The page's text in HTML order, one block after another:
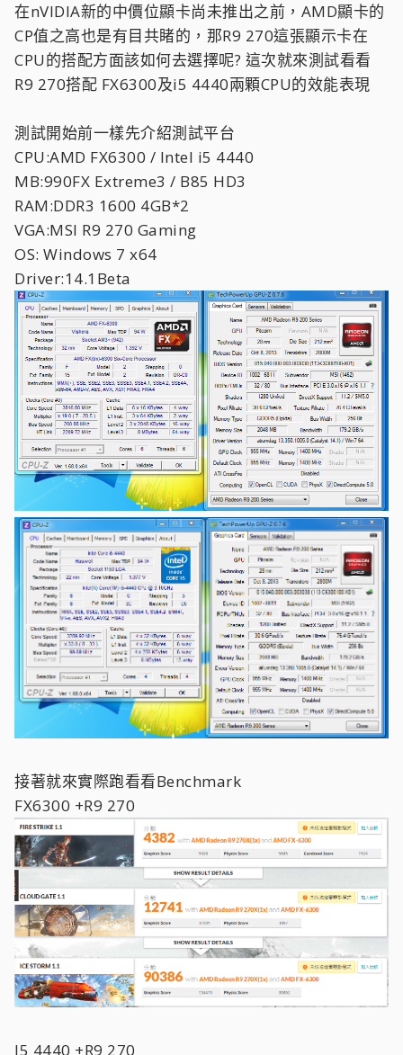
在nVIDIA新的中價位顯卡尚未推出之前，AMD顯卡的
CP值之高也是有目共睹的，那R9 270這張顯示卡在
CPU的搭配方面該如何去選擇呢? 這次就來測試看看
R9 270搭配 FX6300及i5 4440兩顆CPU的效能表現
測試開始前一樣先介紹測試平台
CPU:AMD FX6300 / Intel i5 4440
MB:990FX Extreme3 / B85 HD3
RAM:DDR3 1600 4GB*2
VGA:MSI R9 270 Gaming
OS: Windows 7 x64
Driver:14.1Beta
接著就來實際跑看看Benchmark
FX6300 +R9 270
I5 4440 +R9 270